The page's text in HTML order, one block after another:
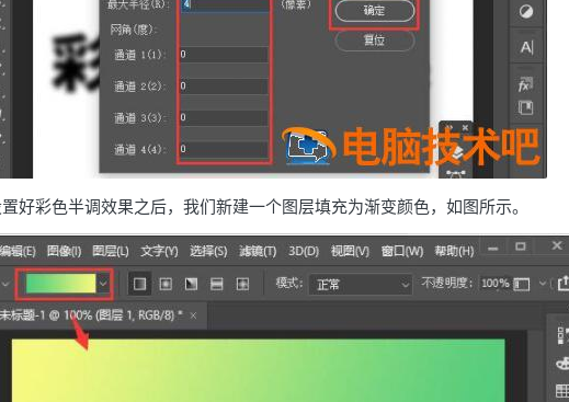
好彩色半调效果之后，我们新建一个图层填充为渐变颜色，如图所示。